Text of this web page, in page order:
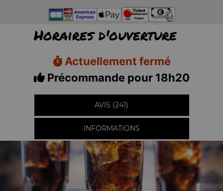
Horaires d'ouverture
Actuellement fermé
Précommande pour 18h20
AVIS (241)
INFORMATIONS